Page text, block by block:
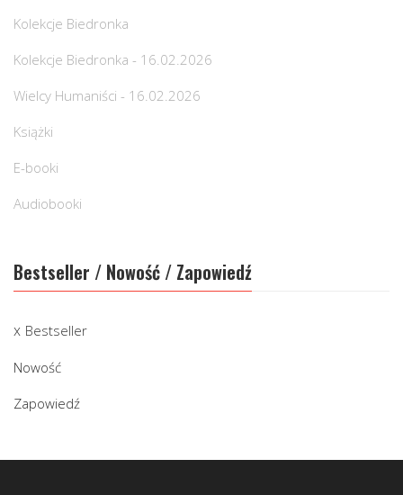
Kolekcje Biedronka
Kolekcje Biedronka - 16.02.2026
Wielcy Humaniści - 16.02.2026
Książki
E-booki
Audiobooki
Bestseller / Nowość / Zapowiedź
Bestseller
Nowość
Zapowiedź